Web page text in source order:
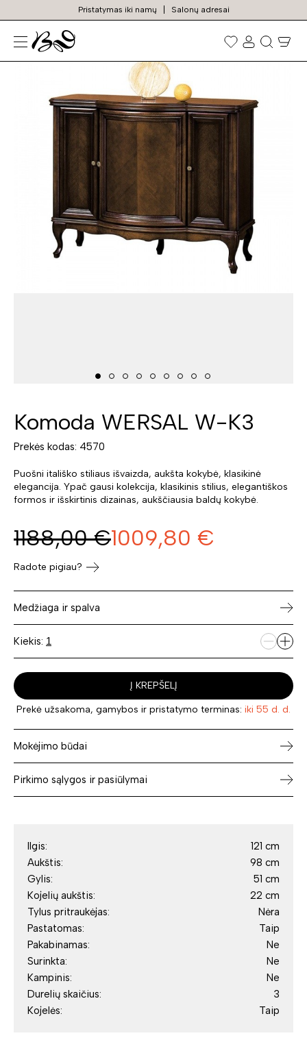
Pristatymas iki namų Salonų adresai
Prekių
paieška
TOP
Komoda WERSAL W-K3
Prekės kodas: 4570
Puošni itališko stiliaus išvaizda, aukšta kokybė, klasikinė
elegancija. Ypač gausi kolekcija, klasikinis stilius, elegantiškos
formos ir išskirtinis dizainas, aukščiausia baldų kokybė.
1188,00 €1009,80 €
Radote pigiau?
Medžiaga ir spalva
Kiekis:
Į KREPŠELĮ
Prekė užsakoma, gamybos ir pristatymo terminas: iki 55 d. d.
Mokėjimo būdai
Pirkimo sąlygos ir pasiūlymai
Ilgis:
121 cm
Aukštis:
98 cm
Gylis:
51 cm
Kojelių aukštis:
22 cm
Tylus pritraukėjas:
Nėra
Pastatomas:
Taip
Pakabinamas:
Ne
Surinkta:
Ne
Kampinis:
Ne
Durelių skaičius:
3
Kojelės:
Taip